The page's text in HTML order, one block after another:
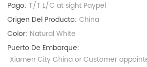
Pago: T/T L/C at sight Paypel
Origen Del Producto: China
Color: Natural White
Puerto De Embarque:
Xiamen City China or Customer